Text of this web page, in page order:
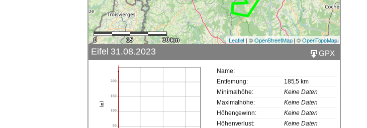
0 15 30 km Leaflet | ©OpenStreetMap| ©OpenTopoMap
Eifel 31.08.2023 GPX
50
100
150
200
(m)
Name:
Entfernung:
185,5 km
Minimalhöhe:
Keine Daten
Maximalhöhe:
Keine Daten
Höhengewinn:
Keine Daten
Höhenverlust:
Keine Daten